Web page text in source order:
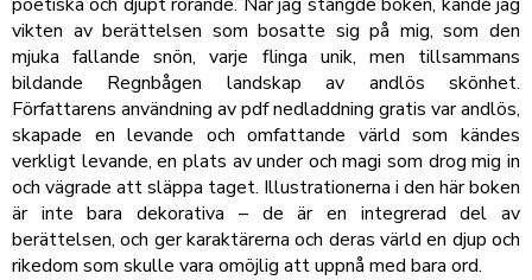
vikten av berättelsen som bosatte sig på mig, som den
mjuka fallande snön, varje flinga unik, men tillsammans
bildande Regnbågen landskap av andlös skönhet.
Författarens användning av pdf nedladdning gratis var andlös,
skapade en levande och omfattande värld som kändes
verkligt levande, en plats av under och magi som drog mig in
och vägrade att släppa taget. Illustrationerna i den här boken
är inte bara dekorativa – de är en integrerad del av
berättelsen, och ger karaktärerna och deras värld en djup och
rikedom som skulle vara omöjlig att uppnå med bara ord.